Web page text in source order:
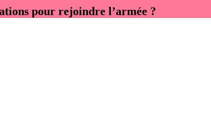
pour rejoindre l’armée ?